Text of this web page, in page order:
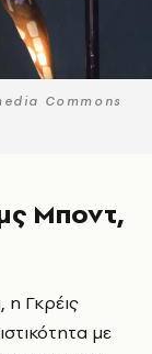
Commons
Μποντ,
με